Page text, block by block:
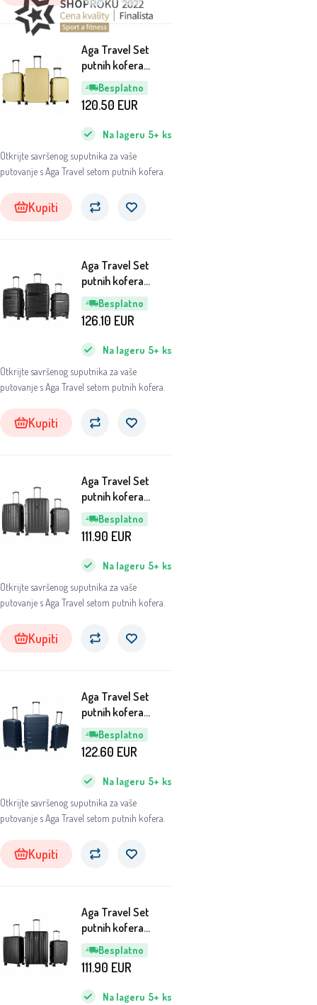
Besplatno
Aga Travel Set
putnih kofera
MR4668 Bež
Otkrijte savršenog suputnika za vaše
putovanje s Aga Travel setom putnih kofera.
Na lageru 5+ ks
120.50 EUR
Kupiti
Besplatno
Aga Travel Set
putnih kofera
MR4681 Crna
Otkrijte savršenog suputnika za vaše
putovanje s Aga Travel setom putnih kofera.
Na lageru 5+ ks
126.10 EUR
Kupiti
Besplatno
Aga Travel Set
putnih kofera
MR4669 Siva
Otkrijte savršenog suputnika za vaše
putovanje s Aga Travel setom putnih kofera.
Na lageru 5+ ks
111.90 EUR
Kupiti
Besplatno
Aga Travel Set
putnih kofera
MR4675 Tamno
plava
Otkrijte savršenog suputnika za vaše
putovanje s Aga Travel setom putnih kofera.
Na lageru 5+ ks
122.60 EUR
Kupiti
Besplatno
Aga Travel Set
putnih kofera
MR4667 Crna
Na lageru 5+ ks
111.90 EUR